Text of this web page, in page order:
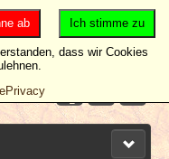
Ich stimme zu
ab
dass wir Cookies